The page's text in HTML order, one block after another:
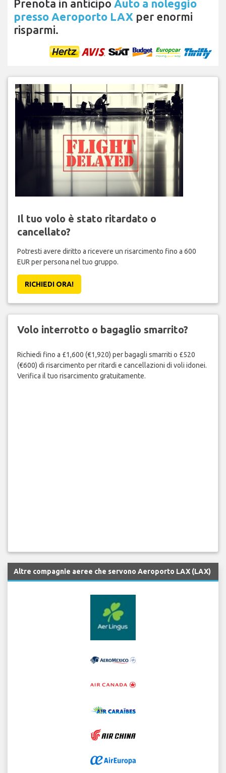
Prenota in anticipo Auto a noleggio
presso Aeroporto LAX per enormi
risparmi.
Il tuo volo è stato ritardato o
cancellato?
Potresti avere diritto a ricevere un risarcimento fino a 600
EUR per persona nel tuo gruppo.
RICHIEDI ORA!
Volo interrotto o bagaglio smarrito?
Richiedi fino a £1,600 (€1,920) per bagagli smarriti o £520
(€600) di risarcimento per ritardi e cancellazioni di voli idonei.
Verifica il tuo risarcimento gratuitamente.
Altre compagnie aeree che servono Aeroporto LAX (LAX)